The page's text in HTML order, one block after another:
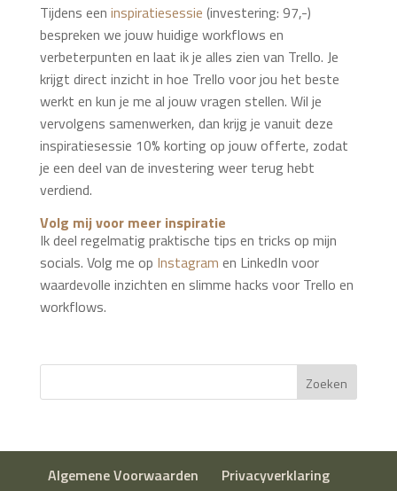
Tijdens een inspiratiesessie (investering: 97,-)
bespreken we jouw huidige workflows en
verbeterpunten en laat ik je alles zien van Trello. Je
krijgt direct inzicht in hoe Trello voor jou het beste
werkt en kun je me al jouw vragen stellen. Wil je
vervolgens samenwerken, dan krijg je vanuit deze
inspiratiesessie 10% korting op jouw offerte, zodat
je een deel van de investering weer terug hebt
verdiend.
Volg mij voor meer inspiratie
Ik deel regelmatig praktische tips en tricks op mijn
socials. Volg me op Instagram en LinkedIn voor
waardevolle inzichten en slimme hacks voor Trello en
workflows.
Zoeken
Algemene Voorwaarden
Privacyverklaring